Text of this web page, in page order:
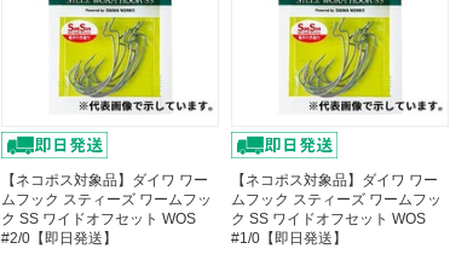
【ネコポス対象品】ダイワ ワー
ムフック スティーズ ワームフッ
ク SS ワイドオフセット WOS
#2/0【即日発送】
【ネコポス対象品】ダイワ ワー
ムフック スティーズ ワームフッ
ク SS ワイドオフセット WOS
#1/0【即日発送】